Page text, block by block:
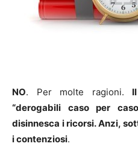
NO. Per molte ragioni.
“derogabili caso per
disinnesca i ricorsi. Anzi,
i contenziosi.